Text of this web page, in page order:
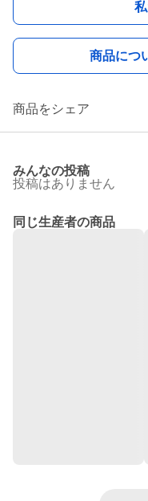
商品につ
商品をシェア
みんなの投稿
投稿はありません
同じ生産者の商品